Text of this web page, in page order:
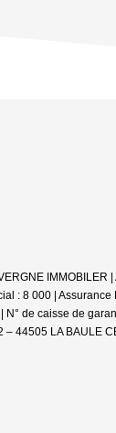
: 8 000 |
de caisse de
44505 LA BAULE